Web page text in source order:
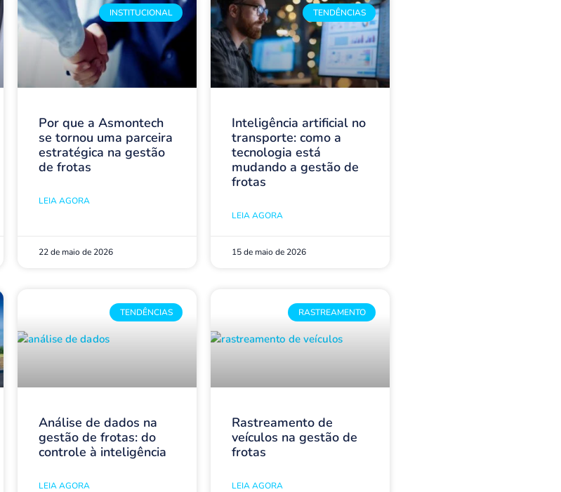
INSTITUCIONAL
Por que a Asmontech
se tornou uma parceira
estratégica na gestão
de frotas
LEIA AGORA
22 de maio de 2026
TENDÊNCIAS
Inteligência artificial no
transporte: como a
tecnologia está
mudando a gestão de
frotas
LEIA AGORA
15 de maio de 2026
TENDÊNCIAS
Análise de dados na
gestão de frotas: do
controle à inteligência
LEIA AGORA
RASTREAMENTO
Rastreamento de
veículos na gestão de
frotas
LEIA AGORA